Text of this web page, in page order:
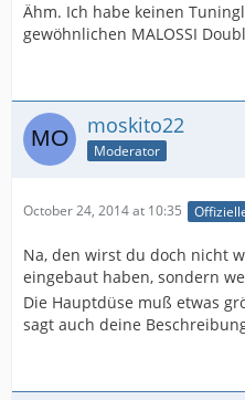
Ähm. Ich habe keinen
gewöhnlichen MALOSSI
moskito22
Moderator
October 24, 2014 at 10:35
Na, den wirst du doch nicht
eingebaut haben, sondern
Die Hauptdüse muß etwas
sagt auch deine